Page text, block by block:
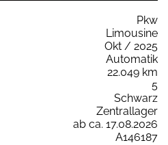
Pkw
Limousine
Okt / 2025
Automatik
22.049 km
5
Schwarz
Zentrallager
ab ca. 17.08.2026
A146187